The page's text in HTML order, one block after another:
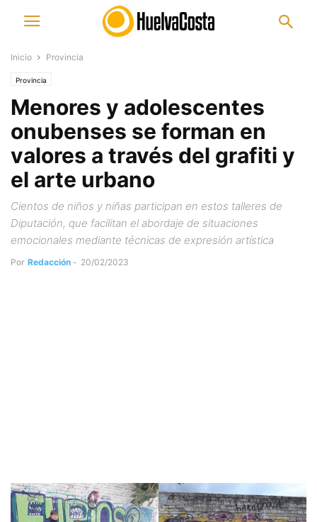
Inicio Provincia
Provincia
Menores y adolescentes
onubenses se forman en
valores a través del grafiti y
el arte urbano
Cientos de niños y niñas participan en estos talleres de
Diputación, que facilitan el abordaje de situaciones
emocionales mediante técnicas de expresión artística
Por Redacción - 20/02/2023